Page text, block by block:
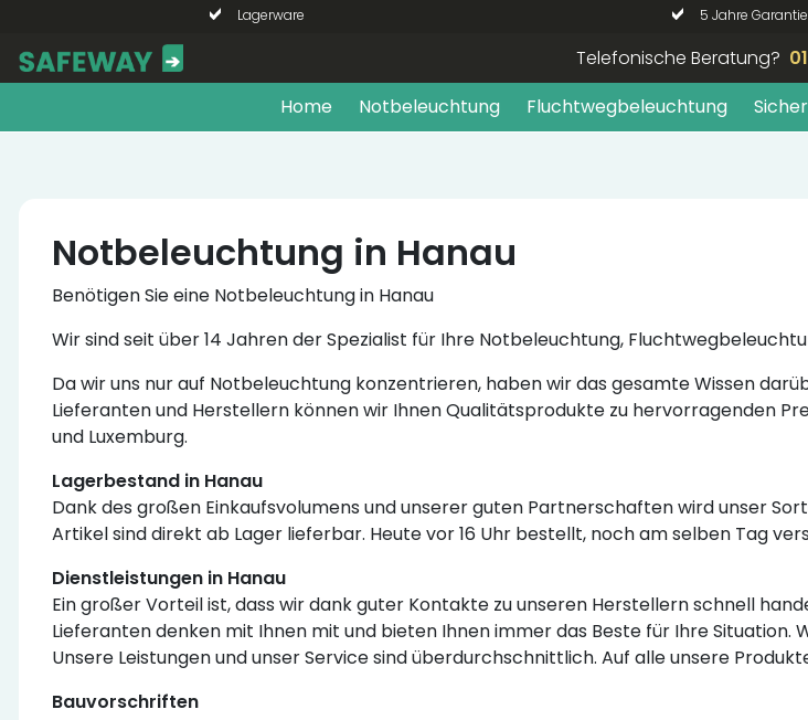
Lagerware 5 Jahre Garantie
Telefonische Beratung?
Home Notbeleuchtung Fluchtwegbeleuchtung
Notbeleuchtung in Hanau
Benötigen Sie eine Notbeleuchtung in Hanau
Wir sind seit über 14 Jahren der Spezialist für Ihre Notbeleuchtung,
Da wir uns nur auf Notbeleuchtung konzentrieren, haben wir das gesamte Wissen
Lieferanten und Herstellern können wir Ihnen Qualitätsprodukte zu hervorragenden
und Luxemburg.
Lagerbestand in Hanau
Dank des großen Einkaufsvolumens und unserer guten Partnerschaften wird unser
Artikel sind direkt ab Lager lieferbar. Heute vor 16 Uhr bestellt, noch am selben Tag
Dienstleistungen in Hanau
Ein großer Vorteil ist, dass wir dank guter Kontakte zu unseren Herstellern schnell
Lieferanten denken mit Ihnen mit und bieten Ihnen immer das Beste für Ihre Situation.
Unsere Leistungen und unser Service sind überdurchschnittlich. Auf alle unsere
Bauvorschriften